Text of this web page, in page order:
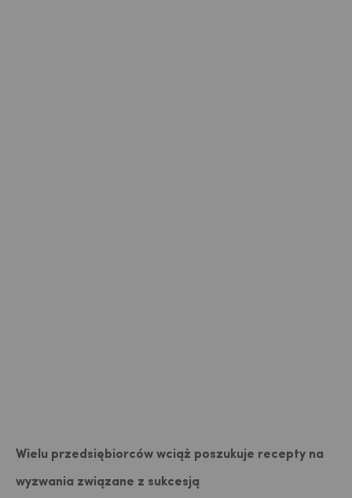
Wielu przedsiębiorców wciąż poszukuje recepty na
wyzwania związane z sukcesją